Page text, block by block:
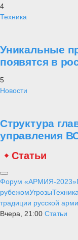
4
Техника
Уникальные
появятся в
5
Новости
Структура
управления
Статьи
Форум «АРМИЯ-2023»
рубежомУгрозы
традиции русской
Вчера, 21:00 Статьи